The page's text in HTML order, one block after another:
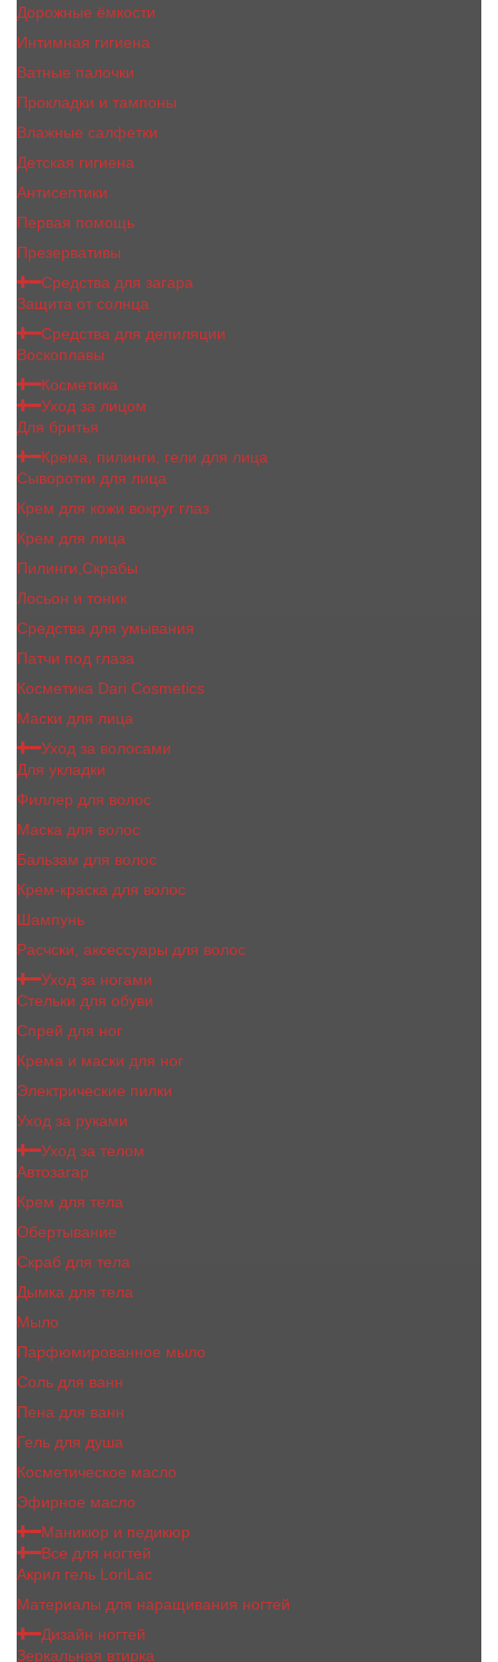
Дорожные ёмкости
Интимная гигиена
Ватные палочки
Прокладки и тампоны
Влажные салфетки
Детская гигиена
Антисептики
Первая помощь
Презервативы
Средства для загара
Защита от солнца
Средства для депиляции
Воскоплавы
Косметика
Уход за лицом
Для бритья
Крема, пилинги, гели для лица
Сыворотки для лица
Крем для кожи вокруг глаз
Крем для лица
Пилинги,Скрабы
Лосьон и тоник
Средства для умывания
Патчи под глаза
Косметика Dari Cosmetics
Маски для лица
Уход за волосами
Для укладки
Филлер для волос
Маска для волос
Бальзам для волос
Крем-краска для волос
Шампунь
Расчски, аксессуары для волос
Уход за ногами
Стельки для обуви
Спрей для ног
Крема и маски для ног
Электрические пилки
Уход за руками
Уход за телом
Автозагар
Крем для тела
Обертывание
Скраб для тела
Дымка для тела
Мыло
Парфюмированное мыло
Соль для ванн
Пена для ванн
Гель для душа
Косметическое масло
Эфирное масло
Маникюр и педикюр
Все для ногтей
Акрил гель LoriLac
Материалы для наращивания ногтей
Дизайн ногтей
Зеркальная втирка